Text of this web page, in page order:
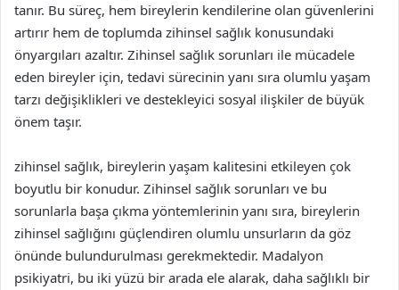
tanır. Bu süreç, hem bireylerin kendilerine olan güvenlerini
artırır hem de toplumda zihinsel sağlık konusundaki
önyargıları azaltır. Zihinsel sağlık sorunları ile mücadele
eden bireyler için, tedavi sürecinin yanı sıra olumlu yaşam
tarzı değişiklikleri ve destekleyici sosyal ilişkiler de büyük
önem taşır.
zihinsel sağlık, bireylerin yaşam kalitesini etkileyen çok
boyutlu bir konudur. Zihinsel sağlık sorunları ve bu
sorunlarla başa çıkma yöntemlerinin yanı sıra, bireylerin
zihinsel sağlığını güçlendiren olumlu unsurların da göz
önünde bulundurulması gerekmektedir. Madalyon
psikiyatri, bu iki yüzü bir arada ele alarak, daha sağlıklı bir